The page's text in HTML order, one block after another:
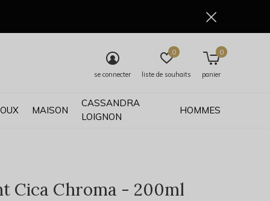
MAISON
CASSANDRA
LOIGNON
HOMMES
se connecter liste de souhaits
0
panier
0
Cica Chroma - 200ml